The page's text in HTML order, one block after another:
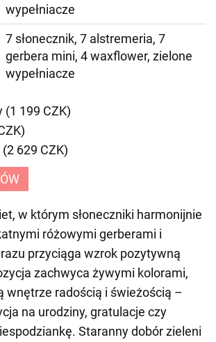
wypełniacze
7 słonecznik, 7 alstremeria, 7
gerbera mini, 4 waxflower, zielone
wypełniacze
199 CZK)
629 CZK)
w którym słoneczniki harmonijnie
różowymi gerberami i
przyciąga wzrok pozytywną
zachwyca żywymi kolorami,
wnętrze radością i świeżością –
na urodziny, gratulacje czy
Staranny dobór zieleni